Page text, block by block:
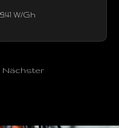
W/Gh
Nächster